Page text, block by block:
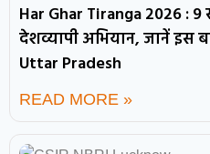
Har Ghar Tiranga 2026 :
देशव्यापी अभियान, जानें इस
Uttar Pradesh
READ MORE »